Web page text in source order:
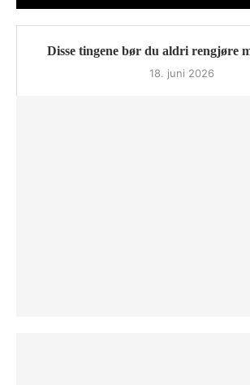
Disse tingene bør du aldri rengjøre
18. juni 2026